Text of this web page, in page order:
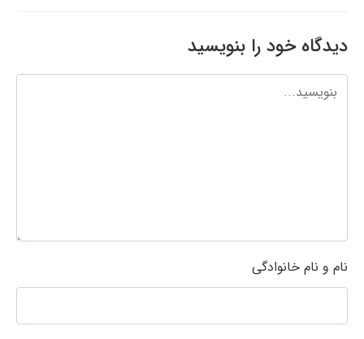
دیدگاه خود را بنویسید
نام و نام خانوادگی